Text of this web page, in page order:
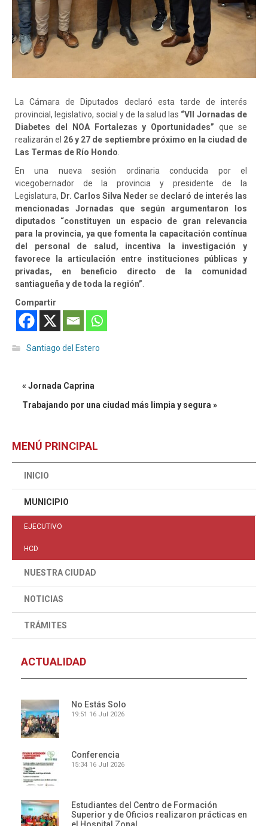
La Cámara de Diputados declaró esta tarde de interés
provincial, legislativo, social y de la salud las “VII Jornadas de
Diabetes del NOA Fortalezas y Oportunidades” que se
realizarán el 26 y 27 de septiembre próximo en la ciudad de
Las Termas de Río Hondo.
En una nueva sesión ordinaria conducida por el
vicegobernador de la provincia y presidente de la
Legislatura, Dr. Carlos Silva Neder se declaró de interés las
mencionadas Jornadas que según argumentaron los
diputados “constituyen un espacio de gran relevancia
para la provincia, ya que fomenta la capacitación contínua
del personal de salud, incentiva la investigación y
favorece la articulación entre instituciones públicas y
privadas, en beneficio directo de la comunidad
santiagueña y de toda la región”.
Compartir
Santiago del Estero
« Jornada Caprina
Trabajando por una ciudad más limpia y segura »
MENÚ PRINCIPAL
INICIO
MUNICIPIO
EJECUTIVO
HCD
NUESTRA CIUDAD
NOTICIAS
TRÁMITES
ACTUALIDAD
No Estás Solo
19:51 16 Jul 2026
Conferencia
15:34 16 Jul 2026
Estudiantes del Centro de Formación
Superior y de Oficios realizaron prácticas en